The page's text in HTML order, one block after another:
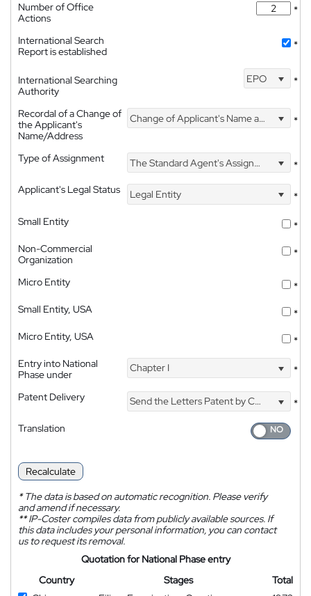
Number of Office
Actions
*
International Search
Report is established
*
International Searching
Authority
EPO *
Recordal of a Change of
the Applicant's
Name/Address
Change of Applicant's Name and Address *
Type of Assignment The Standard Agent's Assignment
*
Applicant's Legal Status
Legal Entity
*
Small Entity
*
Non-Commercial
Organization
*
Micro Entity
*
Small Entity, USA
*
Micro Entity, USA
*
Entry into National
Phase under
Chapter I *
Patent Delivery Send the Letters Patent by Courier
*
Translation
Recalculate
*The data is based on automatic recognition. Please verify
and amend if necessary.
**IP-Coster compiles data from publicly available sources. If
this data includes your personal information, you can contact
us to request its removal.
Quotation for National Phase entry
Country
Stages
Total